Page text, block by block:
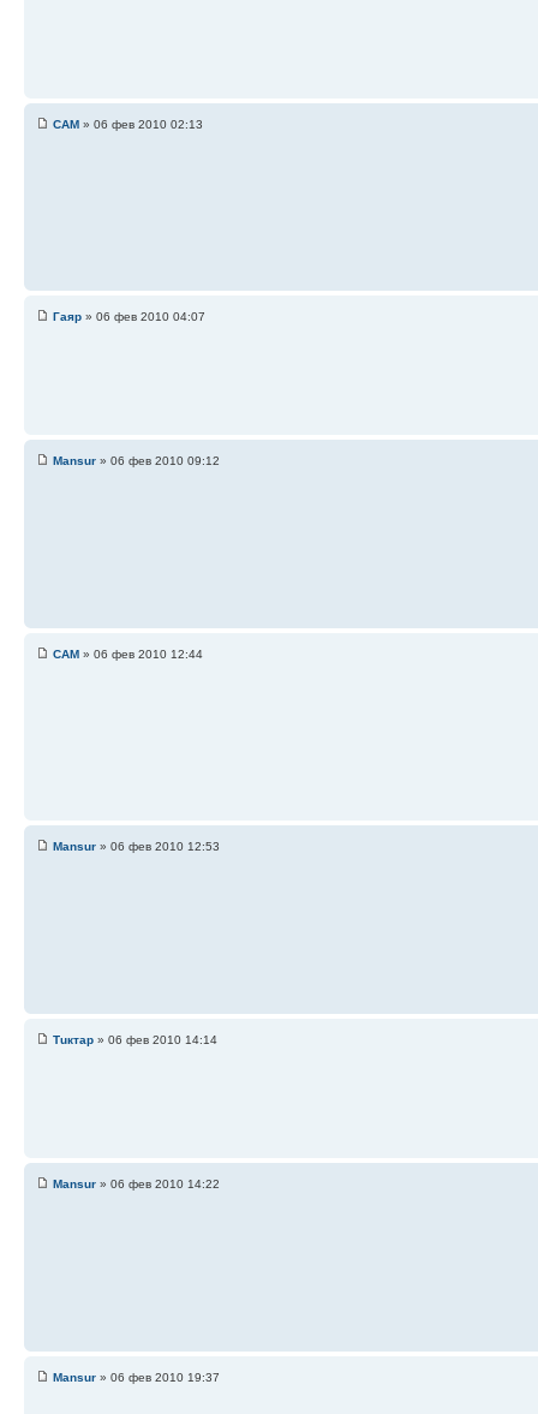
САМ » 06 фев 2010 02:13
Гаяр » 06 фев 2010 04:07
Mansur » 06 фев 2010 09:12
САМ » 06 фев 2010 12:44
Mansur » 06 фев 2010 12:53
Тuктар » 06 фев 2010 14:14
Mansur » 06 фев 2010 14:22
Mansur » 06 фев 2010 19:37